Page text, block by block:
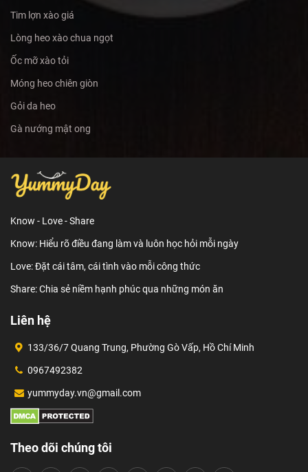
Tim lợn xào giá
Lòng heo xào chua ngọt
Ốc mỡ xào tỏi
Móng heo chiên giòn
Gỏi da heo
Gà nướng mật ong
Know - Love - Share
Know: Hiểu rõ điều đang làm và luôn học hỏi mỗi ngày
Love: Đặt cái tâm, cái tình vào mỗi công thức
Share: Chia sẻ niềm hạnh phúc qua những món ăn
Liên hệ
133/36/7 Quang Trung, Phường Gò Vấp, Hồ Chí Minh
0967492382
yummyday.vn@gmail.com
Theo dõi chúng tôi